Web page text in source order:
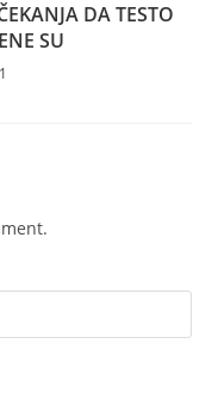
DA TESTO
SU